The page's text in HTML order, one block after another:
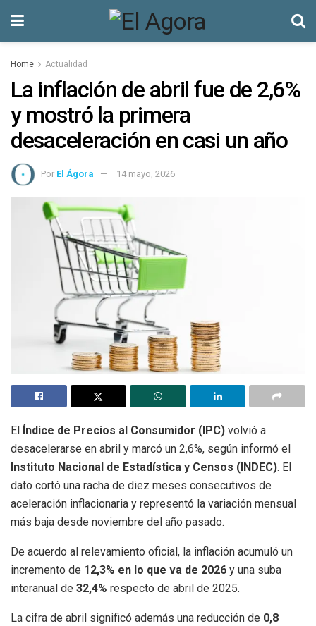
Home Actualidad
La inflación de abril fue de 2,6%
y mostró la primera
desaceleración en casi un año
Por El Ágora 14 mayo, 2026
El Índice de Precios al Consumidor (IPC) volvió a
desacelerarse en abril y marcó un 2,6%, según informó el
Instituto Nacional de Estadística y Censos (INDEC). El
dato cortó una racha de diez meses consecutivos de
aceleración inflacionaria y representó la variación mensual
más baja desde noviembre del año pasado.
De acuerdo al relevamiento oficial, la inflación acumuló un
incremento de 12,3% en lo que va de 2026 y una suba
interanual de 32,4% respecto de abril de 2025.
La cifra de abril significó además una reducción de 0,8